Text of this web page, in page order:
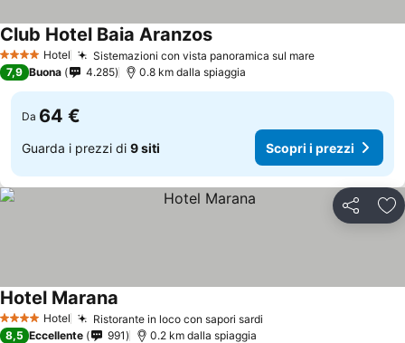
4 Stelle Hotel Sistemazioni con vista panoramica sul mare
Club Hotel Baia Aranzos
7,9 Buona 4.285 0.8 km dalla spiaggia
Da 64 €
Guarda i prezzi di 9 siti Scopri i prezzi
Condividi
4 Stelle Hotel Ristorante in loco con sapori sardi
Hotel Marana
8,5 Eccellente 991 0.2 km dalla spiaggia